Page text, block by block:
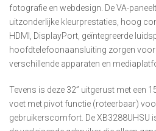
fotografie en webdesign. De VA-
uitzonderlijke kleurprestaties, hoog
HDMI, DisplayPort, geïntegreerde
hoofdtelefoonaansluiting zorgen
verschillende apparaten en
Tevens is deze 32” uitgerust met een
voet met pivot functie (roteerbaar)
gebruikerscomfort. De XB3288UHSU